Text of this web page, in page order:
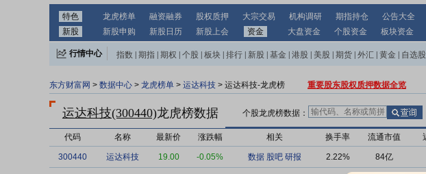
特色 龙虎榜单 融资融券 股权质押 大宗交易 机构调研 期指持仓 公告大全
新股
新股申购 新股日历 新股上会 资金 大盘资金 个股资金 板块资金
行情中心 指数 期指 期权 个股 板块 排行 新股 基金 港股 美股 期货 外汇 黄金 自选股
东方财富网 > 数据中心 > 龙虎榜单 > 运达科技 > 运达科技-龙虎榜 重要股东股权质押数据全览
运达科技(300440)龙虎榜数据 个股龙虎榜数据：
代码 名称 最新价 涨跌幅 相关 换手率 流通市值
300440 运达科技 19.00 -0.05% 数据 股吧 研报 2.22% 84亿